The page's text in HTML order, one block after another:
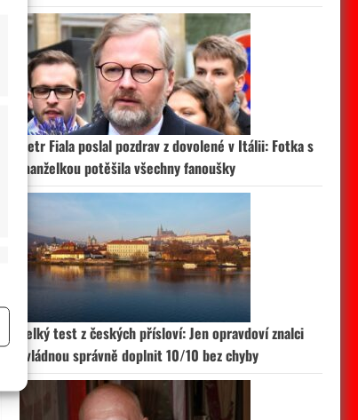
Petr Fiala poslal pozdrav z dovolené v Itálii: Fotka s
manželkou potěšila všechny fanoušky
Velký test z českých přísloví: Jen opravdoví znalci
zvládnou správně doplnit 10/10 bez chyby